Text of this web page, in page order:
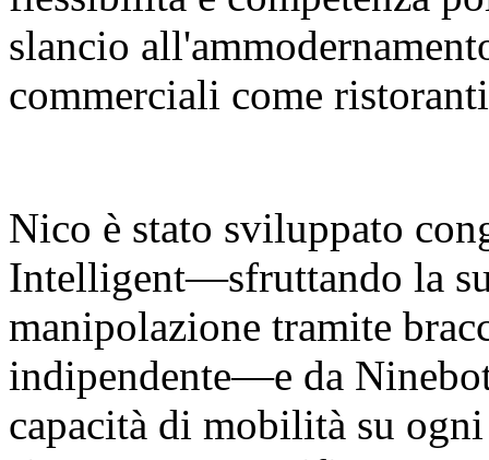
slancio
commerciali come
Nico è stato sviluppato
Intelligent—sfruttando la
manipolazione tramite
indipendente—e da
capacità di mobilità su